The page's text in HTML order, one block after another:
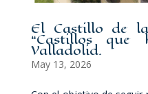
El Castillo de
“Castillos que
Valladolid.
May 13, 2026